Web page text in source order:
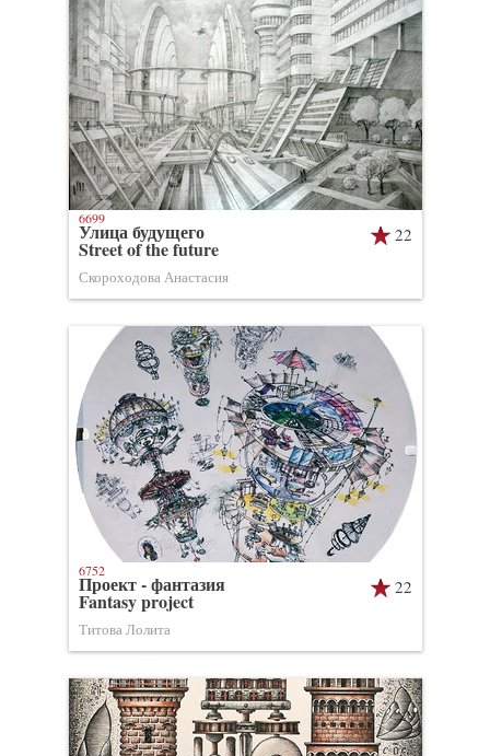
22
Улица будущего
Street of the future
Скороходова Анастасия
6699
22
Проект - фантазия
Fantasy project
Титова Лолита
6752